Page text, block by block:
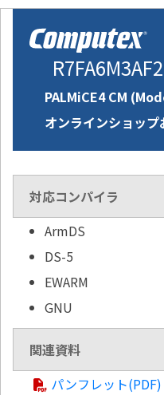
PALMiCE4 CM
オンラインショッ
対応コンパイラ
ArmDS
DS-5
EWARM
GNU
関連資料
パンフレット(PDF)